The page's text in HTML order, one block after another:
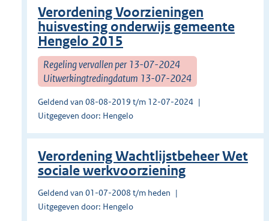
Verordening Voorzieningen
huisvesting onderwijs gemeente
Hengelo 2015
Regeling vervallen per 13-07-2024
Uitwerkingtredingdatum 13-07-2024
Geldend van 08-08-2019 t/m 12-07-2024
Uitgegeven door: Hengelo
Verordening Wachtlijstbeheer Wet
sociale werkvoorziening
Geldend van 01-07-2008 t/m heden
Uitgegeven door: Hengelo